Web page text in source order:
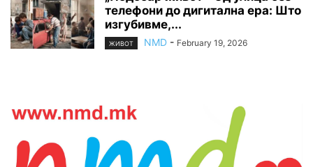
телефони до дигитална ера: Што
изгубивме,...
ЖИВОТ NMD - February 19, 2026